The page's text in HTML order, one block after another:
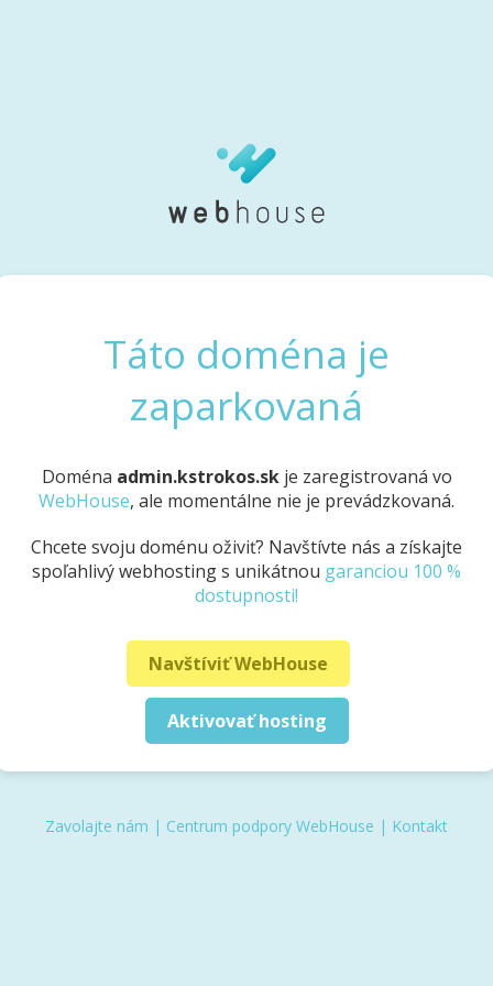
Táto doména je
zaparkovaná
Doména admin.kstrokos.skje zaregistrovaná vo
WebHouse, ale momentálne nie je prevádzkovaná.
Chcete svoju doménu oživiť? Navštívte nás a získajte
spoľahlivý webhosting s unikátnou garanciou 100 %
dostupnosti!
Navštíviť WebHouse
Aktivovať hosting
Zavolajte nám | Centrum podpory WebHouse | Kontakt